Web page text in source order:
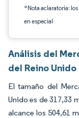
*Nota aclaratoria:
en especial
Análisis del
del Reino
El tamaño del
Unido es de 317,33
alcance los 504,61